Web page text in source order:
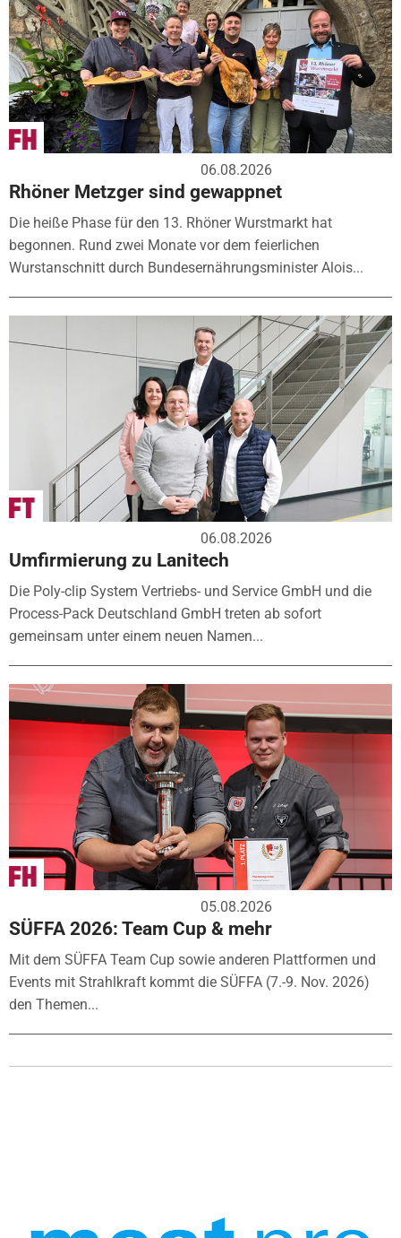
06.08.2026
Rhöner Metzger sind gewappnet
Die heiße Phase für den 13. Rhöner Wurstmarkt hat
begonnen. Rund zwei Monate vor dem feierlichen
Wurstanschnitt durch Bundesernährungsminister Alois...
06.08.2026
Umfirmierung zu Lanitech
Die Poly-clip System Vertriebs- und Service GmbH und die
Process-Pack Deutschland GmbH treten ab sofort
gemeinsam unter einem neuen Namen...
05.08.2026
SÜFFA 2026: Team Cup & mehr
Mit dem SÜFFA Team Cup sowie anderen Plattformen und
Events mit Strahlkraft kommt die SÜFFA (7.-9. Nov. 2026)
den Themen...